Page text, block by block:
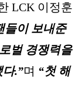
LCK 이정훈
들이 보내준
벌 경쟁력을
.”며 “첫 해